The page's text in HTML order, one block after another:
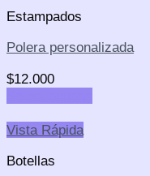
Estampados
Polera personalizada
$12.000
Vista Rápida
Botellas